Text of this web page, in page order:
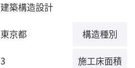
建築構造設計
東京都 構造種別
3 施工床面積